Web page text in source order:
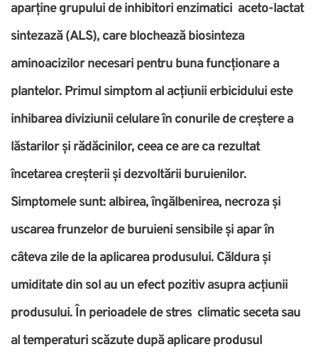
aparține grupului de inhibitori enzimatici aceto-lactat
sintezază (ALS), care blochează biosinteza
aminoacizilor necesari pentru buna funcționare a
plantelor. Primul simptom al acțiunii erbicidului este
inhibarea diviziunii celulare în conurile de creștere a
lăstarilor și rădăcinilor, ceea ce are ca rezultat
încetarea creșterii și dezvoltării buruienilor.
Simptomele sunt: albirea, îngălbenirea, necroza și
uscarea frunzelor de buruieni sensibile și apar în
câteva zile de la aplicarea produsului. Căldura și
umiditate din sol au un efect pozitiv asupra acțiunii
produsului. În perioadele de stres climatic seceta sau
al temperaturi scăzute după aplicare produsul